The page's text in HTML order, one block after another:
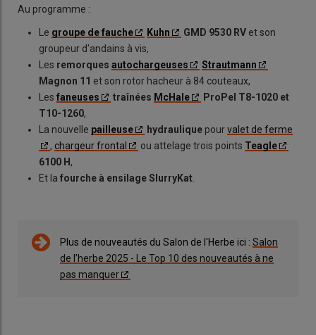
Au programme :
Le groupe de fauche Kuhn GMD 9530 RV et son
groupeur d'andains à vis,
Les remorques autochargeuses
Strautmann
Magnon 11 et son rotor hacheur à 84 couteaux,
Les faneuses traînées McHale
ProPel T8-1020 et
T10-1260,
La nouvelle pailleuse hydraulique pourvalet de ferme
, chargeur frontal ou attelage trois points Teagle
6100 H ,
Et la fourche à ensilage SlurryKat
Plus de nouveautés du Salon de l'Herbe ici : Salon
de l’herbe 2025 - Le Top 10 des nouveautés à ne
pas manquer